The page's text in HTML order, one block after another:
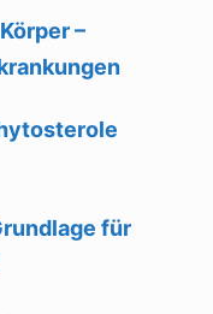
–
für